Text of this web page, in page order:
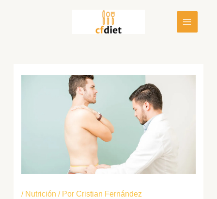
/ Nutrición / Por Cristian Fernández